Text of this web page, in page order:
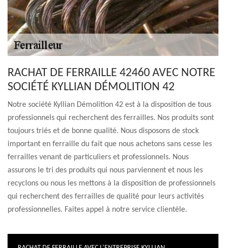
RACHAT DE FERRAILLE 42460 AVEC NOTRE
SOCIÉTÉ KYLLIAN DÉMOLITION 42
Notre société Kyllian Démolition 42 est à la disposition de tous
professionnels qui recherchent des ferrailles. Nos produits sont
toujours triés et de bonne qualité. Nous disposons de stock
important en ferraille du fait que nous achetons sans cesse les
ferrailles venant de particuliers et professionnels. Nous
assurons le tri des produits qui nous parviennent et nous les
recyclons ou nous les mettons à la disposition de professionnels
qui recherchent des ferrailles de qualité pour leurs activités
professionnelles. Faites appel à notre service clientèle.